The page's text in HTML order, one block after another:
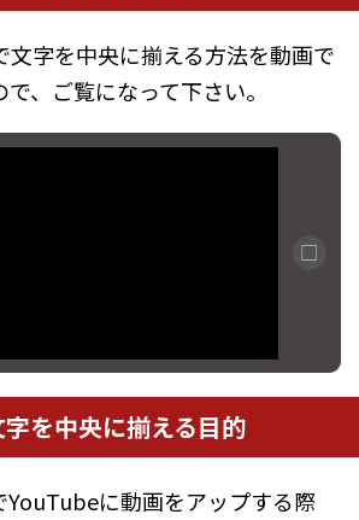
文字を中央に揃える方法を動画で
、ご覧になって下さい。
を中央に揃える目的
YouTubeに動画をアップする際